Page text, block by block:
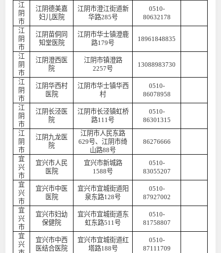
江
阴
市
江阴德美嘉
妇儿医院
江阴市澄江街道新
华路285号
0510-
80632178
江
阴
市
江阴苗侗同
知堂医院
江阴市华士镇澄鹿
路179号
18961848835
江
阴
市
江阴澄西医
院
江阴市镇澄路
2257号
13088983730
江
阴
市
江阴华西村
医院
江阴市华士镇华西
村
0510-
86078958
江
阴
市
江阴长泾医
院
江阴市长泾镇虹桥
路111号
0510-
86301315
江
阴
市
江阴九龙医
院
江阴市人民东路
629号、江阴市绮
山路88号
86276666
宜
兴
市
宜兴市人民
医院
宜兴市新城路
1588号
0510-
83055207
宜
兴
市
宜兴市中医
医院
宜兴市宜城街道阳
泉东路128号
0510-
87927002
宜
兴
市
宜兴市妇幼
保健院
宜兴市宜城街道东
虹东路511号
0510-
81758807
宜
兴
宜兴市中西
医结合医院
宜兴市宜城街道红
塔路188号
0510-
87111709